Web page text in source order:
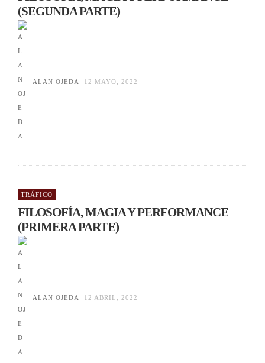
(SEGUNDA PARTE)
ALAN OJEDA 12 MAYO, 2022
TRÁFICO
FILOSOFÍA, MAGIA Y PERFORMANCE
(PRIMERA PARTE)
ALAN OJEDA 12 ABRIL, 2022